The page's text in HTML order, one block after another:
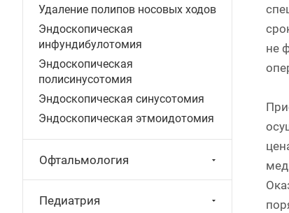
не
Удаление полипов носовых ходов
Эндоскопическая
инфундибулотомия
Эндоскопическая
полисинусотомия
Эндоскопическая синусотомия
Эндоскопическая этмоидотомия
Офтальмология
Педиатрия